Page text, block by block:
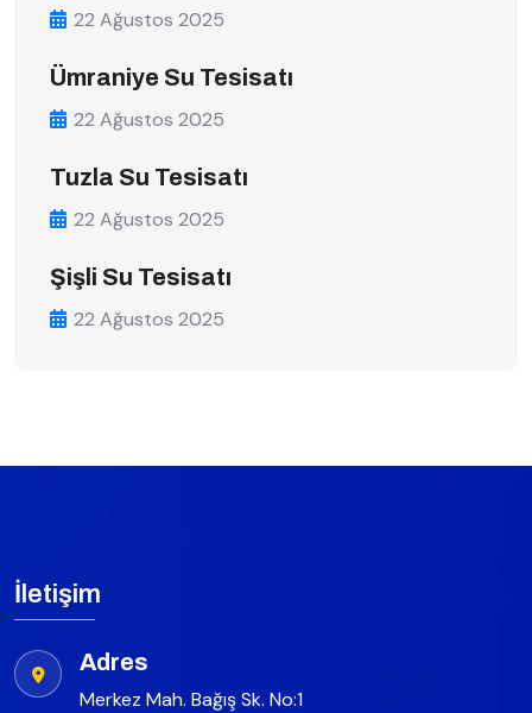
22 Ağustos 2025
Ümraniye Su Tesisatı
22 Ağustos 2025
Tuzla Su Tesisatı
22 Ağustos 2025
Şişli Su Tesisatı
22 Ağustos 2025
İletişim
Adres
Merkez Mah. Bağış Sk. No:1